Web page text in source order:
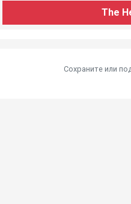
The
Сохраните или